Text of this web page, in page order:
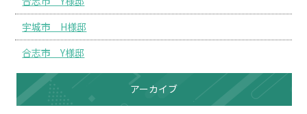
宇城市 H様邸
合志市 Y様邸
アーカイブ